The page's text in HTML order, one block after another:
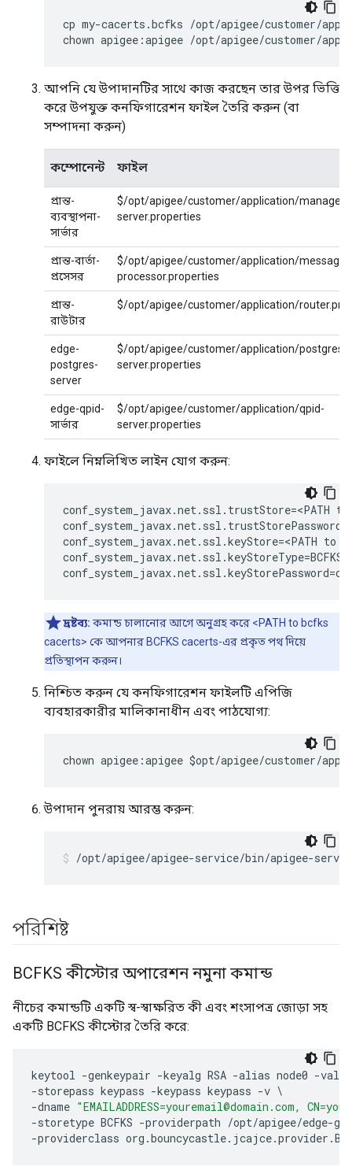
cp my-cacerts.bcfks /opt/apigee/customer/
chown apigee:apigee /opt/apigee/customer/
আপনি যে উপাদানটির সাথে কাজ করছেন তার উপর ভিত্তি
করে উপযুক্ত কনফিগারেশন ফাইল তৈরি করুন (বা
সম্পাদনা করুন)
কম্পোনেন্ট ফাইল
প্রান্ত-
ব্যবস্থাপনা-
সার্ভার
$/opt/apigee/customer/application/
server.properties
প্রান্ত-বার্তা-
প্রসেসর
$/opt/apigee/customer/application/message-
processor.properties
প্রান্ত-
রাউটার
$/opt/apigee/customer/application/
edge-
postgres-
server
$/opt/apigee/customer/application/postgres-
server.properties
edge-qpid-
সার্ভার
$/opt/apigee/customer/application/qpid-
server.properties
ফাইলে নিম্নলিখিত লাইন যোগ করুন:
conf_system_javax.net.ssl.trustStore=<PATH
conf_system_javax.net.ssl.keyStore=<PATH to
conf_system_javax.net.ssl.keyStoreType=BCFKS
দ্রষ্টব্য: কমান্ড চালানোর আগে অনুগ্রহ করে <PATH to bcfks
cacerts> কে আপনার BCFKS cacerts-এর প্রকৃত পথ দিয়ে
প্রতিস্থাপন করুন।
নিশ্চিত করুন যে কনফিগারেশন ফাইলটি এপিজি
ব্যবহারকারীর মালিকানাধীন এবং পাঠযোগ্য:
chown apigee:apigee $opt/apigee/customer/
উপাদান পুনরায় আরম্ভ করুন:
/opt/apigee/apigee-service/bin/apigee-
পরিশিষ্ট
BCFKS কীস্টোর অপারেশন নমুনা কমান্ড
নীচের কমান্ডটি একটি স্ব-স্বাক্ষরিত কী এবং শংসাপত্র জোড়া সহ
একটি BCFKS কীস্টোর তৈরি করে:
keytool -genkeypair -keyalg RSA -alias node0 -
-storepass keypass -keypass keypass -v
-dname "EMAILADDRESS=youremail@domain.com,
-storetype BCFKS -providerpath /opt/apigee/edge-
-providerclass org .bouncycastle. jcajce.provider .